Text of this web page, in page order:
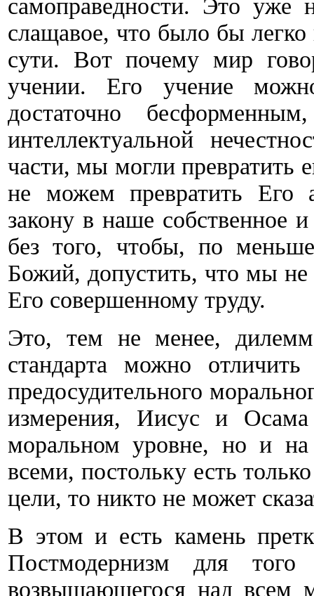
самоправедности. Это уже
слащавое, что было бы
сути. Вот почему мир
учении. Его учение
достаточно
интеллектуальной
части, мы могли превратить
не можем превратить Его
закону в наше собственное
без того, чтобы, по
Божий, допустить, что мы
Его совершенному труду.
Это, тем не менее,
стандарта можно
предосудительного
измерения, Иисус и
моральном уровне, но и
всеми, постольку есть
цели, то никто не может
В этом и есть камень
Постмодернизм для
возвышающегося над всем